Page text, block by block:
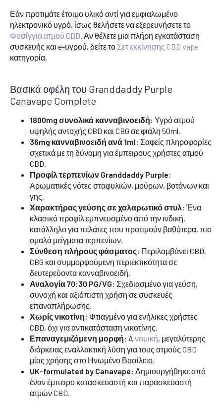
Εάν προτιμάτε έτοιμο υλικό αντί για εμφιαλωμένο
ηλεκτρονικό υγρό, ίσως θελήσετε να εξερευνήσετε το
Φυσίγγια ατμού CBD . Αν θέλετε μια πλήρη εγκατάσταση
συσκευής και e-υγρού, δείτε το Σετ εκκίνησης CBD vape
κατηγορία.
Βασικά οφέλη του Granddaddy Purple
Canavape Complete
1800mg συνολικά κανναβινοειδή: Υγρό ατμού
υψηλής αντοχής CBD και CBG σε φιάλη 50ml.
36mg κανναβινοειδή ανά 1ml: Σαφείς πληροφορίες
σχετικά με τη δύναμη για έμπειρους χρήστες ατμού
CBD.
Προφίλ τερπενίων Granddaddy Purple:
Αρωματικές νότες σταφυλιών, μούρων, βοτάνων και
γης.
Χαρακτήρας γεύσης σε χαλαρωτικό στυλ: Ένα
κλασικό προφίλ εμπνευσμένο από την ινδική,
κατάλληλο για πελάτες που προτιμούν βαθύτερα, πιο
ομαλά μείγματα τερπενίων.
Σύνθεση πλήρους φάσματος: Περιλαμβάνει CBD,
CBG και συμμορφούμενη περιεκτικότητα σε
δευτερεύοντα κανναβινοειδή.
Αναλογία 70:30 PG/VG: Σχεδιασμένο για γεύση,
συνοχή και αξιόπιστη χρήση σε συσκευές
επαναπλήρωσης.
Χωρίς νικοτίνη: Φτιαγμένο για ενήλικες χρήστες
CBD, όχι για αντικατάσταση νικοτίνης.
Επαναγεμιζόμενη μορφή: A νομική, μεγαλύτερης
διάρκειας εναλλακτική λύση για τους ατμούς CBD
μίας χρήσης στο Ηνωμένο Βασίλειο.
UK-formulated by Canavape: Δημιουργήθηκε από
έναν έμπειρο κατασκευαστή και παρασκευαστή
ατμών CBD.